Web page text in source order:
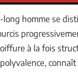
homme se
à la fois